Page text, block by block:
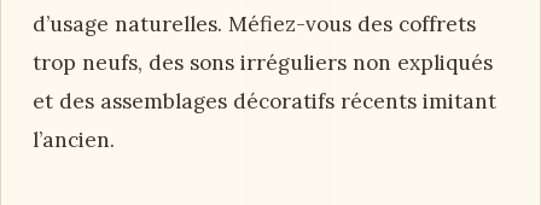
d’usage naturelles. Méfiez-vous des coffrets
trop neufs, des sons irréguliers non expliqués
et des assemblages décoratifs récents imitant
l’ancien.